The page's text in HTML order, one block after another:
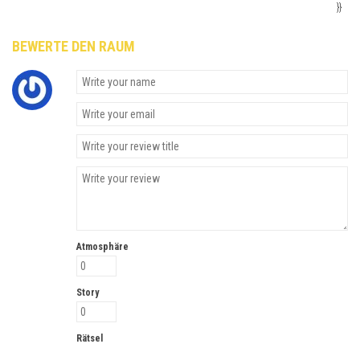
}}
BEWERTE DEN RAUM
Atmosphäre
Story
Rätsel